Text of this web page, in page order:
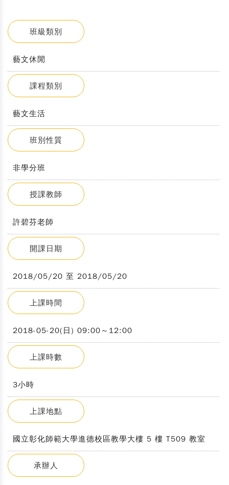
班級類別
藝文休閒
課程類別
藝文生活
班別性質
非學分班
授課教師
許碧芬老師
開課日期
2018/05/20 至 2018/05/20
上課時間
2018-05-20(日) 09:00～12:00
上課時數
3小時
上課地點
國立彰化師範大學進德校區教學大樓 5 樓 T509 教室
承辦人